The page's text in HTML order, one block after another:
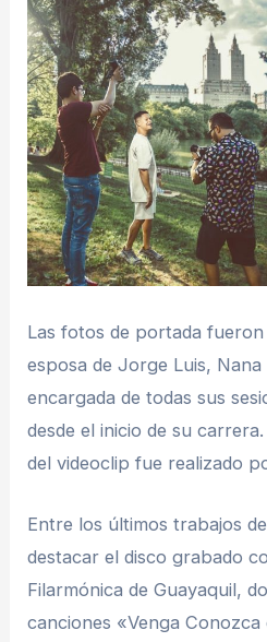
Las fotos de portada
esposa de Jorge Luis,
encargada de todas sus
desde el inicio de su
del videoclip fue realizado
Entre los últimos trabajos
destacar el disco grabado
Filarmónica de Guayaquil,
canciones «Venga